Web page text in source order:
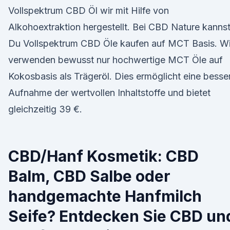
Vollspektrum CBD Öl wir mit Hilfe von
Alkohoextraktion hergestellt. Bei CBD Nature kannst
Du Vollspektrum CBD Öle kaufen auf MCT Basis.
verwenden bewusst nur hochwertige MCT Öle auf
Kokosbasis als Trägeröl. Dies ermöglicht eine
Aufnahme der wertvollen Inhaltstoffe und bietet
gleichzeitig 39 €.
CBD/Hanf Kosmetik: CBD
Balm, CBD Salbe oder
handgemachte Hanfmilch
Seife? Entdecken Sie CBD